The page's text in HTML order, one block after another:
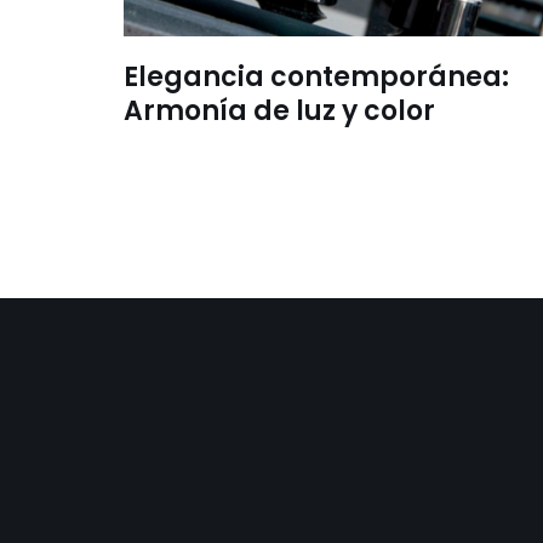
Elegancia contemporánea:
Armonía de luz y color